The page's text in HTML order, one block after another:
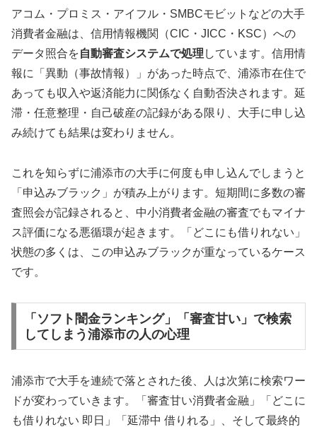
アコム・プロミス・アイフル・SMBCモビットなどの大手
消費者金融は、信用情報機関（CIC・JICC・KSC）への
データ照合を自動審査システムで処理 しています。信用情
報に「異動（事故情報）」があった時点で、浦添市在住で
あっても収入や返済能力に関係なく自動否決されます。延
滞・任意整理・自己破産の記録がある限り、大手に申し込
み続けても結果は変わりません。
これを知らずに浦添市の大手に何度も申し込んでしまうと
「申込みブラック」が積み上がります。短期間に多数の審
査照会が記録されると、中小消費者金融の審査でもマイナ
ス評価になる悪循環が起きます。「どこにも借りれない」
状態の多くは、この申込みブラックが重なっているケース
です。
「ソフト闇金ランキング」「審査甘い」で検索
してしまう浦添市の人の心理
浦添市で大手を連続で落とされた後、人は次第に検索ワー
ドが変わっていきます。「審査甘い消費者金融」「どこに
も借りれない 即日」「延滞中 借りれる」、そして最終的